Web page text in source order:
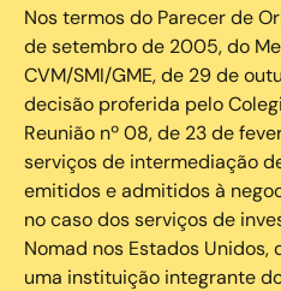
Nos termos do Parecer de
de setembro de 2005, do
CVM/SMI/GME, de 29 de
decisão proferida pelo
Reunião nº 08, de 23 de
serviços de intermediação
emitidos e admitidos à
no caso dos serviços de
Nomad nos Estados
uma instituição integrante